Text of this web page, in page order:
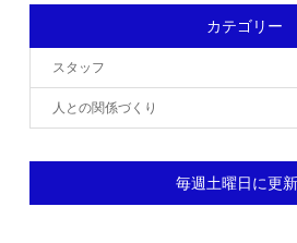
カテゴリー
スタッフ
人との関係づくり
毎週土曜日に更新